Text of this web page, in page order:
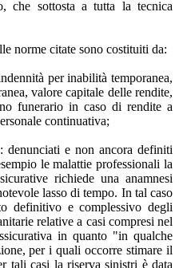
che sottosta a tutta la tecnica
norme citate sono costituiti da:
per inabilità temporanea,
valore capitale delle rendite,
funerario in caso di rendite a
continuativa;
denunciati e non ancora definiti
le malattie professionali la
richiede una anamnesi
lasso di tempo. In tal caso
definitivo e complessivo degli
relative a casi compresi nel
in quanto "in qualche
per i quali occorre stimare il
tali casi la riserva sinistri è data